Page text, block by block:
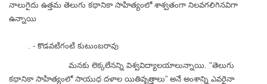
నాలుగైదు ఉత్తమ తెలుగు కథానికా సాహిత్యంలో శాశ్వతంగా నిలవగలిగినవిగా
ఉన్నాయి
. - కొడవటిగంటి కుటుంబరావు
మనకు లెక్కలేనన్ని విశ్వవిద్యాలయాలున్నాయి. "తెలుగు
కథానికా సాహిత్యంలో సాయుధ దళాల యితివృత్తాలు” అనే అంశాన్ని ఎవరైనా